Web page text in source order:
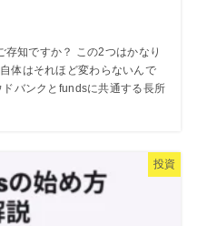
知ですか？ この2つはかなり
体はそれほど変わらないんで
バンクとfundsに共通する長所
投資